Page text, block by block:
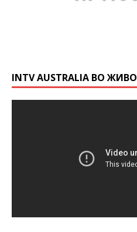
INTV AUSTRALIA ВО ЖИВО